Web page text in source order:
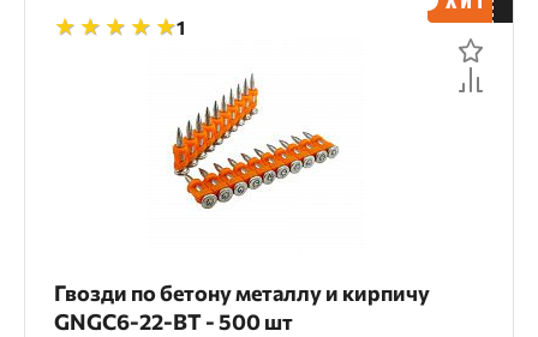
1
Гвозди по бетону металлу и кирпичу
GNGC6-22-BT - 500 шт